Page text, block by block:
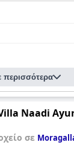
περισσότερα
Naadi
σε